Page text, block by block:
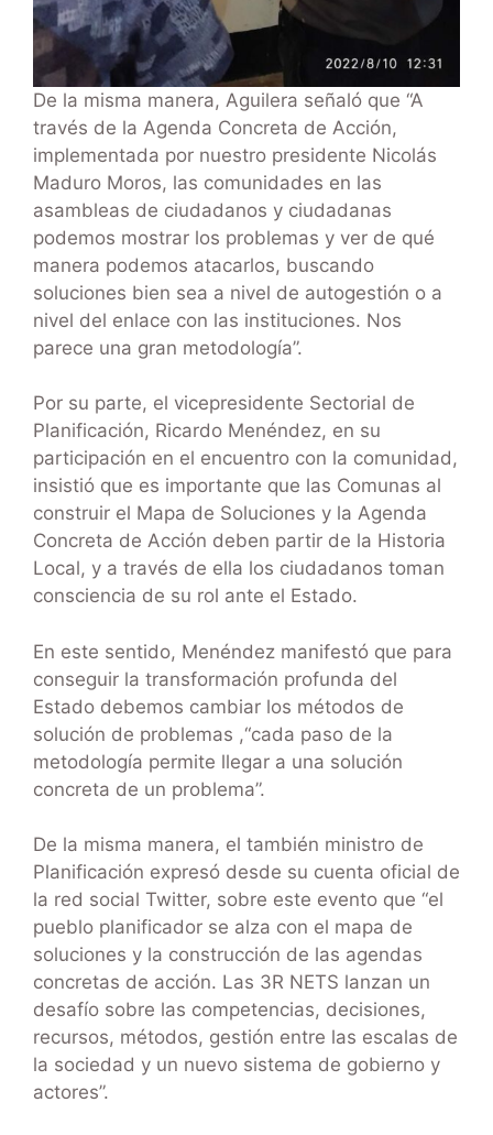
De la misma manera, Aguilera señaló que “A
través de la Agenda Concreta de Acción,
implementada por nuestro presidente Nicolás
Maduro Moros, las comunidades en las
asambleas de ciudadanos y ciudadanas
podemos mostrar los problemas y ver de qué
manera podemos atacarlos, buscando
soluciones bien sea a nivel de autogestión o a
nivel del enlace con las instituciones. Nos
parece una gran metodología”.
Por su parte, el vicepresidente Sectorial de
Planificación, Ricardo Menéndez, en su
participación en el encuentro con la comunidad,
insistió que es importante que las Comunas al
construir el Mapa de Soluciones y la Agenda
Concreta de Acción deben partir de la Historia
Local, y a través de ella los ciudadanos toman
consciencia de su rol ante el Estado.
En este sentido, Menéndez manifestó que para
conseguir la transformación profunda del
Estado debemos cambiar los métodos de
solución de problemas ,“cada paso de la
metodología permite llegar a una solución
concreta de un problema”.
De la misma manera, el también ministro de
Planificación expresó desde su cuenta oficial de
la red social Twitter, sobre este evento que “el
pueblo planificador se alza con el mapa de
soluciones y la construcción de las agendas
concretas de acción. Las 3R NETS lanzan un
desafío sobre las competencias, decisiones,
recursos, métodos, gestión entre las escalas de
la sociedad y un nuevo sistema de gobierno y
actores”.